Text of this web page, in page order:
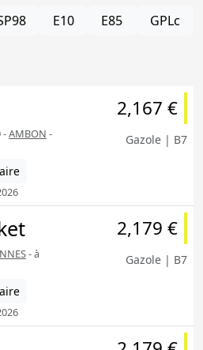
E10 E85 GPLc
-AMBON -
2,167 €
Gazole | B7
- à
2,179 €
Gazole | B7